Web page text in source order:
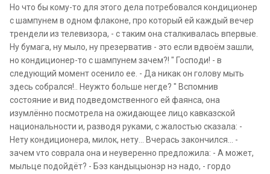
Hо что бы кому-то для этого дела потребовался кондиционер
с шампунем в одном флаконе, про который ей каждый вечер
трендели из телевизора, - с таким она сталкивалась впервые.
Hу бумага, ну мыло, ну презерватив - это если вдвоём зашли,
но кондиционер-то с шампунем зачем?! " Господи! - в
следующий момент осенило ее. - Да никак он голову мыть
здесь собрался!.. Hеужто больше негде? " Вспомнив
состояние и вид подведомственного ей фаянса, она
изумлённо посмотрела на ожидающее лицо кавказской
национальности и, разводя руками, с жалостью сказала: -
Hету кондиционера, милок, нету... Вчерась закончился... -
зачем vто соврала она и неуверенно предложила: - А может,
мыльце подойдёт? - Бэз кандыцыонэр нэ надо, - гордо